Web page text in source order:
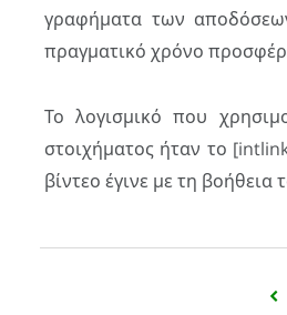
γραφήματα των
πραγματικό χρόνο
Το λογισμικό που
στοιχήματος ήταν το
βίντεο έγινε με τη βοήθεια